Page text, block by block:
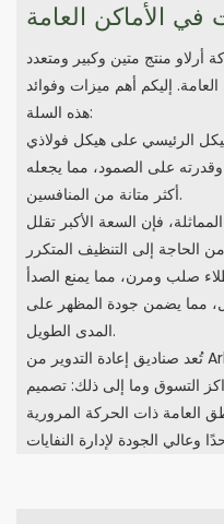
في الأماكن العامة
أرلاو منتج متين وكبير ومتعدد
إليكم أهم ميزات وفوائد
هذه السلة:
الرئيسي على هيكل فولاذي
على الصمود، مما يجعله
أكثر متانة من المنافسين.
المماثلة، فإن السعة الأكبر تقلل
صلب ومرن، مما يمنع الصدأ
مما يضمن جودة المظهر على
المدى الطويل.
تُعد صناديق إعادة التدوير من Arlau مناسبة للأماكن العامة مثل الحدائق
التسوق وما إلى ذلك: تصميم
العامة ذات الحركة المرورية